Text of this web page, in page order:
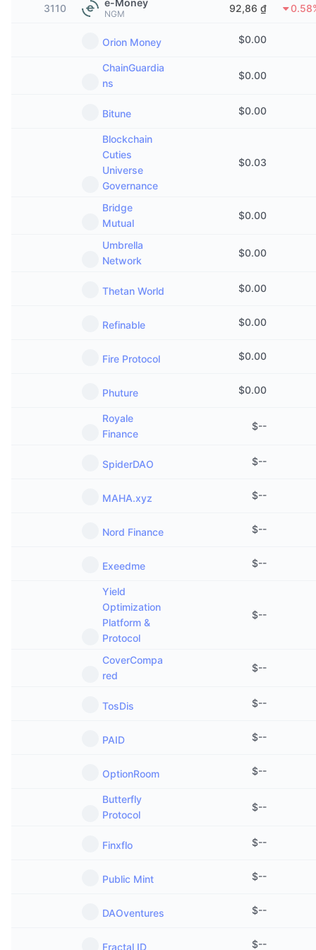
Thịnh hành
Tiền mã hóa
Công nghệ
Số liệu thống kê NFT giá cao nhất
Sự kiện sắp tới
Tiền điện tử ETF
Bitcoin ETF
Ethereum ETF
3110 e-Money
NGM 92,86 ₫
Orion Money $0.00
ChainGuardia
ns
$0.00
Bitune $0.00
Blockchain
Cuties
Universe
Governance
$0.03
Bridge
Mutual
$0.00
Umbrella
Network
$0.00
Thetan World $0.00
Refinable $0.00
Fire Protocol $0.00
Phuture $0.00
Royale
Finance
$--
SpiderDAO $--
MAHA.xyz $--
Nord Finance $--
Exeedme $--
Yield
Optimization
Platform &
Protocol
$--
CoverCompa
red
$--
TosDis $--
PAID $--
OptionRoom $--
Butterfly
Protocol
$--
Finxflo $--
Public Mint $--
DAOventures $--
Fractal ID $--